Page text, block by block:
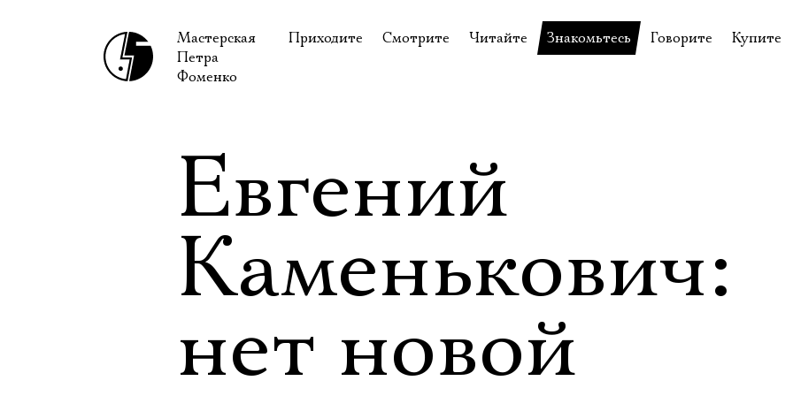
Мастерская
Петра
Фоменко
Приходите
Правила посещения
Смотрите
Внеклассные чтения
Читайте
Архив спектаклей
Архив проектов
Библиотека Гумилёва
Знакомьтесь
Сотрудники
Владимир Максимов
Говорите
Купите
Евгений
Каменькович:
нет новой